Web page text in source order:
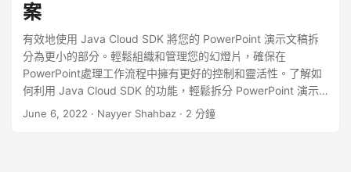
案
有效地使用 Java Cloud SDK 將您的 PowerPoint 演示文稿拆
分為更小的部分。輕鬆組織和管理您的幻燈片，確保在
PowerPoint處理工作流程中擁有更好的控制和靈活性。了解如
何利用 Java Cloud SDK 的功能，輕鬆拆分 PowerPoint 演示
文稿，使您能專注於呈現有影響力的演示。
June 6, 2022 · Nayyer Shahbaz · 2 分鐘